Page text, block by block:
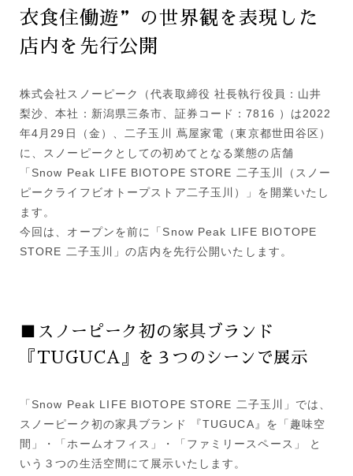
衣食住働遊”の世界観を表現した
店内を先行公開
株式会社スノーピーク（代表取締役 社長執行役員：山井
梨沙、本社：新潟県三条市、証券コード：7816 ）は2022
年4月29日（金）、二子玉川 蔦屋家電（東京都世田谷区）
に、スノーピークとしての初めてとなる業態の店舗
「Snow Peak LIFE BIOTOPE STORE 二子玉川（スノー
ピークライフビオトープストア二子玉川）」を開業いたし
ます。
今回は、オープンを前に「Snow Peak LIFE BIOTOPE
STORE 二子玉川」の店内を先行公開いたします。
■スノーピーク初の家具ブランド
『TUGUCA』を３つのシーンで展示
「Snow Peak LIFE BIOTOPE STORE 二子玉川」では、
スノーピーク初の家具ブランド 『TUGUCA』を「趣味空
間」・「ホームオフィス」・「ファミリースペース」 と
いう３つの生活空間にて展示いたします。